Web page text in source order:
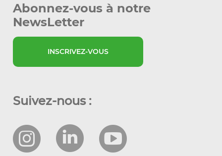
Abonnez-vous à notre
NewsLetter
INSCRIVEZ-VOUS
Suivez-nous :